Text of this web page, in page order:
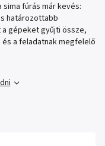
fúrás már kevés:
határozottabb
a gépeket gyűjti össze,
a feladatnak megfelelő